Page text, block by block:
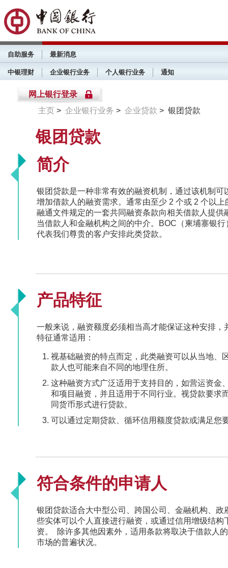
自助服务 最新消息
中银理财 企业银行业务 个人银行业务 通知
网上银行登录
主页 > 企业银行业务 > 企业贷款 > 银团贷款
银团贷款
简介
银团贷款是一种非常有效的融资机制，通过该机制
增加借款人的融资需求。通常由至少 2 个或 2 个以
融通文件规定的一套共同融资条款向相关借款人提
当借款人和金融机构之间的中介。BOC（柬埔寨银
代表我们尊贵的客户安排此类贷款。
产品特征
一般来说，融资额度必须相当高才能保证这种安排
特征通常适用：
视基础融资的特点而定，此类融资可以从当地、
款人也可能来自不同的地理住所。
这种融资方式广泛适用于支持目的，如营运资金
和项目融资，并且适用于不同行业。视贷款要求
同货币形式进行贷款。
可以通过定期贷款、循环信用额度贷款或满足您
符合条件的申请人
银团贷款适合大中型公司、跨国公司、金融机构、
些实体可以个人直接进行融资，或通过信用增级结
资。 除许多其他因素外，适用条款将取决于借款人
市场的普遍状况。